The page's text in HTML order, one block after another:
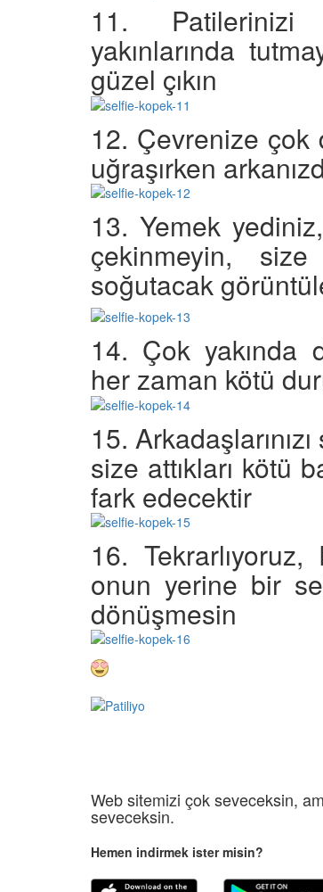
11. Patilerinizi
yakınlarında
güzel çıkın
12. Çevrenize çok
uğraşırken
13. Yemek
çekinmeyin,
soğutacak
14. Çok yakında
her zaman kötü
15.
size attıkları kötü
fark edecektir
16.
onun yerine bir
dönüşmesin
Web sitemizi çok seveceksin,
seveceksin.
Hemen indirmek ister misin?